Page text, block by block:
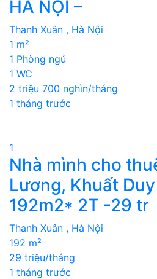
HÀ NỘI –
Thanh Xuân , Hà Nội
1 m²
1 Phòng ngủ
1 WC
2 triệu 700 nghìn/tháng
1 tháng trước
1
Nhà mình cho
Lương, Khuất
192m2* 2T -29 tr
Thanh Xuân , Hà Nội
192 m²
29 triệu/tháng
1 tháng trước